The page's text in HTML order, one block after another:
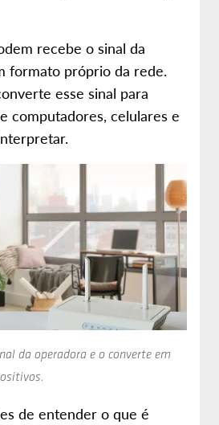
recebe o sinal da
formato próprio da rede.
esse sinal para
computadores, celulares e
da operadora e o converte em
de entender o que é